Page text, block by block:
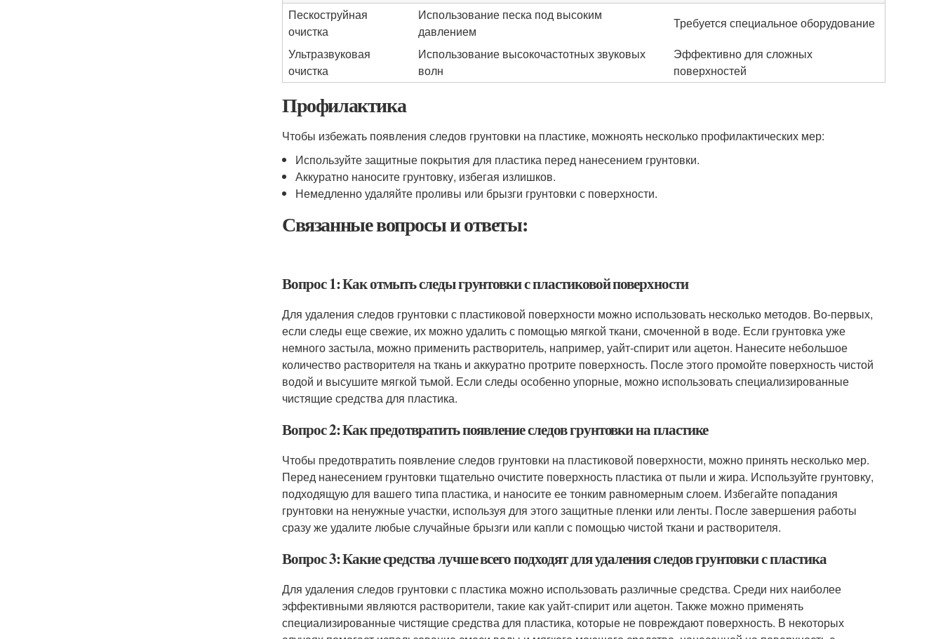
Пескоструйная
очистка
Использование песка под высоким
давлением
Требуется специальное оборудование
Ультразвуковая
очистка
Использование высокочастотных звуковых
волн
Эффективно для сложных
поверхностей
Профилактика
Чтобы избежать появления следов грунтовки на пластике, можноять несколько профилактических мер:
Используйте защитные покрытия для пластика перед нанесением грунтовки.
Аккуратно наносите грунтовку, избегая излишков.
Немедленно удаляйте проливы или брызги грунтовки с поверхности.
Связанные вопросы и ответы:
Вопрос 1: Как отмыть следы грунтовки с пластиковой поверхности
Для удаления следов грунтовки с пластиковой поверхности можно использовать несколько методов. Во-первых,
если следы еще свежие, их можно удалить с помощью мягкой ткани, смоченной в воде. Если грунтовка уже
немного застыла, можно применить растворитель, например, уайт-спирит или ацетон. Нанесите небольшое
количество растворителя на ткань и аккуратно протрите поверхность. После этого промойте поверхность чистой
водой и высушите мягкой тьмой. Если следы особенно упорные, можно использовать специализированные
чистящие средства для пластика.
Вопрос 2: Как предотвратить появление следов грунтовки на пластике
Чтобы предотвратить появление следов грунтовки на пластиковой поверхности, можно принять несколько мер.
Перед нанесением грунтовки тщательно очистите поверхность пластика от пыли и жира. Используйте грунтовку,
подходящую для вашего типа пластика, и наносите ее тонким равномерным слоем. Избегайте попадания
грунтовки на ненужные участки, используя для этого защитные пленки или ленты. После завершения работы
сразу же удалите любые случайные брызги или капли с помощью чистой ткани и растворителя.
Вопрос 3: Какие средства лучше всего подходят для удаления следов грунтовки с пластика
Для удаления следов грунтовки с пластика можно использовать различные средства. Среди них наиболее
эффективными являются растворители, такие как уайт-спирит или ацетон. Также можно применять
специализированные чистящие средства для пластика, которые не повреждают поверхность. В некоторых